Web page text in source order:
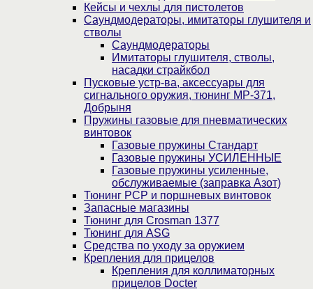
Кейсы и чехлы для пистолетов
Саундмодераторы, имитаторы глушителя и
стволы
Саундмодераторы
Имитаторы глушителя, стволы,
насадки страйкбол
Пусковые устр-ва, аксессуары для
сигнального оружия, тюнинг МР-371,
Добрыня
Пружины газовые для пневматических
винтовок
Газовые пружины Стандарт
Газовые пружины УСИЛЕННЫЕ
Газовые пружины усиленные,
обслуживаемые (заправка Азот)
Тюнинг PCP и поршневых винтовок
Запасные магазины
Тюнинг для Crosman 1377
Тюнинг для ASG
Средства по уходу за оружием
Крепления для прицелов
Крепления для коллиматорных
прицелов Docter